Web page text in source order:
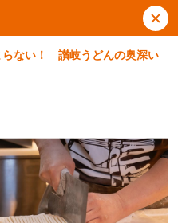
らない！ 讃岐うどんの奥深い